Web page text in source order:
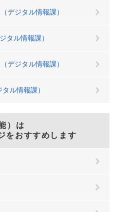
デジタル情報課）
タル情報課）
デジタル情報課）
ル情報課）
）は
をおすすめします